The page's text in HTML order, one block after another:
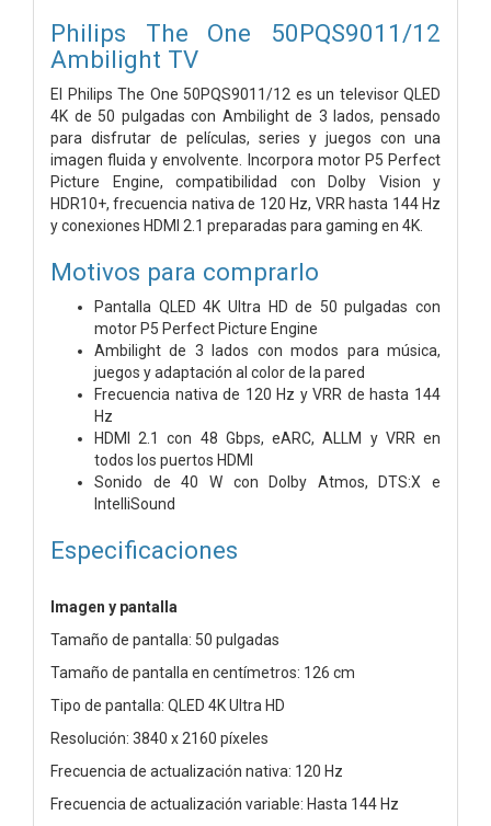
Philips The One 50PQS9011/12
Ambilight TV
El Philips The One 50PQS9011/12 es un televisor QLED
4K de 50 pulgadas con Ambilight de 3 lados, pensado
para disfrutar de películas, series y juegos con una
imagen fluida y envolvente. Incorpora motor P5 Perfect
Picture Engine, compatibilidad con Dolby Vision y
HDR10+, frecuencia nativa de 120 Hz, VRR hasta 144 Hz
y conexiones HDMI 2.1 preparadas para gaming en 4K.
Motivos para comprarlo
Pantalla QLED 4K Ultra HD de 50 pulgadas con
motor P5 Perfect Picture Engine
Ambilight de 3 lados con modos para música,
juegos y adaptación al color de la pared
Frecuencia nativa de 120 Hz y VRR de hasta 144
Hz
HDMI 2.1 con 48 Gbps, eARC, ALLM y VRR en
todos los puertos HDMI
Sonido de 40 W con Dolby Atmos, DTS:X e
IntelliSound
Especificaciones
Imagen y pantalla
Tamaño de pantalla: 50 pulgadas
Tamaño de pantalla en centímetros: 126 cm
Tipo de pantalla: QLED 4K Ultra HD
Resolución: 3840 x 2160 píxeles
Frecuencia de actualización nativa: 120 Hz
Frecuencia de actualización variable: Hasta 144 Hz